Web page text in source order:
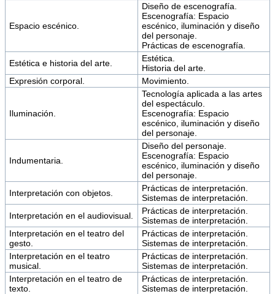
Espacio escénico.
Diseño de escenografía.
Escenografía: Espacio
escénico, iluminación y diseño
del personaje.
Prácticas de escenografía.
Estética e historia del arte.
Estética.
Historia del arte.
Expresión corporal.
Movimiento.
Iluminación.
Tecnología aplicada a las artes
del espectáculo.
Escenografía: Espacio
escénico, iluminación y diseño
del personaje.
Indumentaria.
Diseño del personaje.
Escenografía: Espacio
escénico, iluminación y diseño
del personaje.
Interpretación con objetos.
Prácticas de interpretación.
Sistemas de interpretación.
Interpretación en el audiovisual.
Prácticas de interpretación.
Sistemas de interpretación.
Interpretación en el teatro del
gesto.
Prácticas de interpretación.
Sistemas de interpretación.
Interpretación en el teatro
musical.
Prácticas de interpretación.
Sistemas de interpretación.
Interpretación en el teatro de
texto.
Prácticas de interpretación.
Sistemas de interpretación.